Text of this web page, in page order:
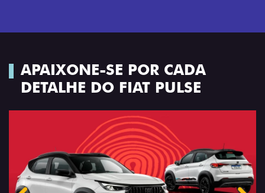
APAIXONE-SE POR CADA
DETALHE DO FIAT PULSE